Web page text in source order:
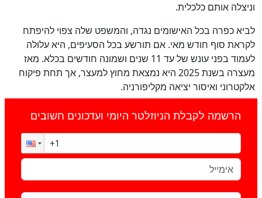
וניצלה אותם כלכלית.
לביא כפרה בכל האישומים נגדה, והמשפט שלה צפוי להיפתח
לקראת סוף חודש מאי. אם תורשע בכל הסעיפים, היא עלולה
לעמוד בפני עונש של עד 11 שנים ושמונה חודשים בכלא. מאז
מעצרה בשנת 2025 היא נמצאת מחוץ למעצר, אך תחת פיקוח
אלקטרוני ואיסור יציאה מקליפורניה.
הרשמה לקבלת הניוזלטר היומי ועדכונים חשובים